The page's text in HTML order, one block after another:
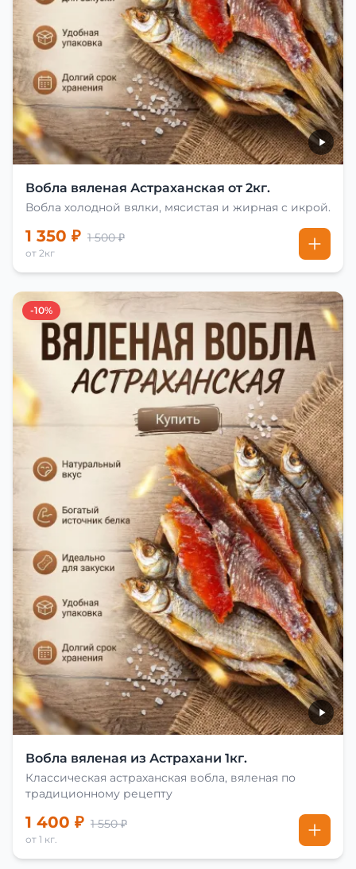
Вобла вяленая Астраханская от 2кг.
Вобла холодной вялки, мясистая и жирная с икрой.
1 350 ₽ 1 500 ₽
от 2кг
-10%
Вобла вяленая из Астрахани 1кг.
Классическая астраханская вобла, вяленая по
традиционному рецепту
1 400 ₽ 1 550 ₽
от 1 кг.